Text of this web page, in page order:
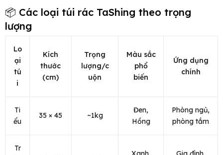
📦 Các loại túi rác TaShing theo trọng
lượng
Lo
ại
tú
i
Kích
thước
(cm)
Trọng
lượng/c
uộn
Màu sắc
phổ
biến
Ứng dụng
chính
Ti
ểu
35 × 45 ~1kg
Đen,
Hồng
Phòng ngủ,
phòng tắm
Tr